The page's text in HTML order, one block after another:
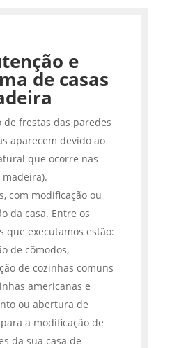
e
de casas
de frestas das paredes
aparecem devido ao
que ocorre nas
madeira).
com modificação ou
da casa. Entre os
que executamos estão:
de cômodos,
de cozinhas comuns
americanas e
ou abertura de
a modificação de
da sua casa de